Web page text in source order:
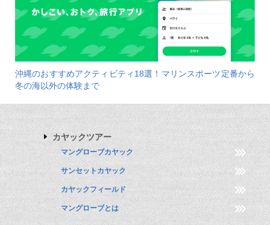
沖縄のおすすめアクティビティ18選！マリンスポーツ定番から
冬の海以外の体験まで
カヤックツアー
マングローブカヤック
サンセットカヤック
カヤックフィールド
マングローブとは